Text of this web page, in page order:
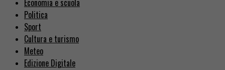
Economia e scuola
Politica
Sport
Cultura e turismo
Meteo
Edizione Digitale